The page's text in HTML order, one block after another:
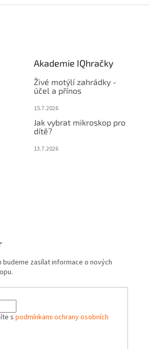
Akademie IQhračky
Živé motýlí zahrádky -
účel a přínos
15.7.2026
Jak vybrat mikroskop pro
dítě?
13.7.2026
budeme zasílat informace o nových
s podmínkami ochrany osobních